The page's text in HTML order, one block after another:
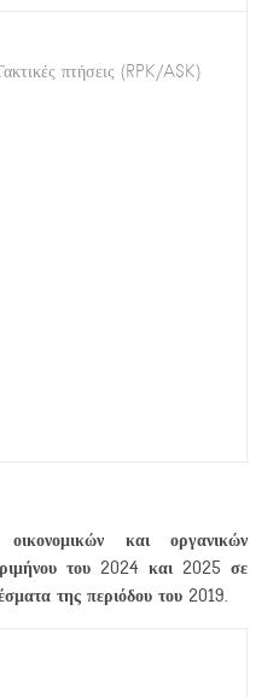
πτήσεις (RPK/ASK)
και οργανικών
του 2024 και 2025 σε
της περιόδου του 2019.